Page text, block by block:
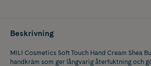
Beskrivning
MILI Cosmetics Soft Touch Hand Cream Shea
handkräm som ger långvarig återfuktning och